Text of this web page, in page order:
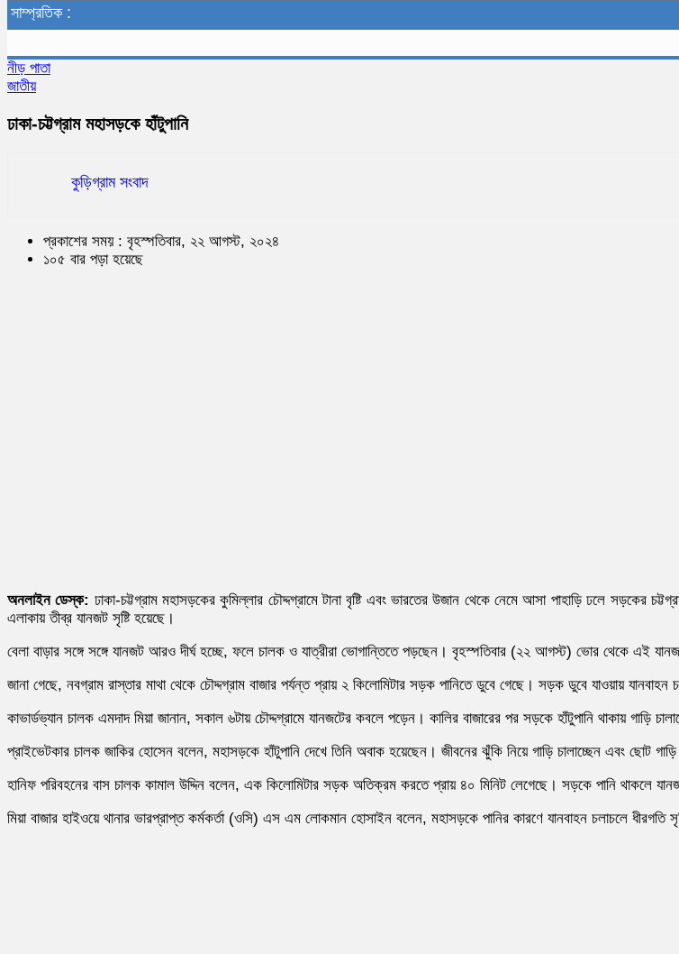
সাম্প্রতিক :
নীড় পাতা
জাতীয়
ঢাকা-চট্টগ্রাম মহাসড়কে হাঁটুপানি
কুড়িগ্রাম সংবাদ
প্রকাশের সময় : বৃহস্পতিবার, ২২ আগস্ট, ২০২৪
১০৫ বার পড়া হয়েছে
অনলাইন ডেস্ক: ঢাকা-চট্টগ্রাম মহাসড়কের কুমিল্লার চৌদ্দগ্রামে টানা বৃষ্টি এবং ভারতের উজান থেকে নেমে আসা পাহাড়ি ঢলে সড়কের
এলাকায় তীব্র যানজট সৃষ্টি হয়েছে।
বেলা বাড়ার সঙ্গে সঙ্গে যানজট আরও দীর্ঘ হচ্ছে, ফলে চালক ও যাত্রীরা ভোগান্তিতে পড়ছেন। বৃহস্পতিবার (২২ আগস্ট) ভোর থেকে এই
জানা গেছে, নবগ্রাম রাস্তার মাথা থেকে চৌদ্দগ্রাম বাজার পর্যন্ত প্রায় ২ কিলোমিটার সড়ক পানিতে ডুবে গেছে। সড়ক ডুবে যাওয়ায় যানবাহন
কাভার্ডভ্যান চালক এমদাদ মিয়া জানান, সকাল ৬টায় চৌদ্দগ্রামে যানজটের কবলে পড়েন। কালির বাজারের পর সড়কে হাঁটুপানি থাকায় গাড়ি
প্রাইভেটকার চালক জাকির হোসেন বলেন, মহাসড়কে হাঁটুপানি দেখে তিনি অবাক হয়েছেন। জীবনের ঝুঁকি নিয়ে গাড়ি চালাচ্ছেন এবং ছোট গাড়ি
হানিফ পরিবহনের বাস চালক কামাল উদ্দিন বলেন, এক কিলোমিটার সড়ক অতিক্রম করতে প্রায় ৪০ মিনিট লেগেছে। সড়কে পানি থাকলে
মিয়া বাজার হাইওয়ে থানার ভারপ্রাপ্ত কর্মকর্তা (ওসি) এস এম লোকমান হোসাইন বলেন, মহাসড়কে পানির কারণে যানবাহন চলাচলে